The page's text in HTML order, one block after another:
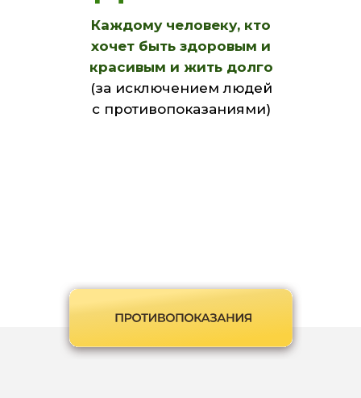
Каждому человеку, кто
хочет быть здоровым и
красивым и жить долго
(за исключением людей
с противопоказаниями)